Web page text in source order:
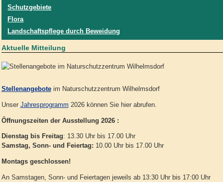
Schutzgebiete
Flora
Landschaftspflege durch Beweidung
Aktuelle Mitteilung
Stellenangeboteim Naturschutzzentrum Wilhelmsdorf
Unser Jahresprogramm 2026 können Sie hier abrufen.
Öffnungszeiten der Ausstellung 2026 :
Dienstag bis Freitag: 13.30 Uhr bis 17.00 Uhr
Samstag, Sonn- und Feiertag: 10.00 Uhr bis 17.00 Uhr
Montags geschlossen!
An Samstagen, Sonn- und Feiertagen jeweils ab 13:30 Uhr bis 17:00 Uhr